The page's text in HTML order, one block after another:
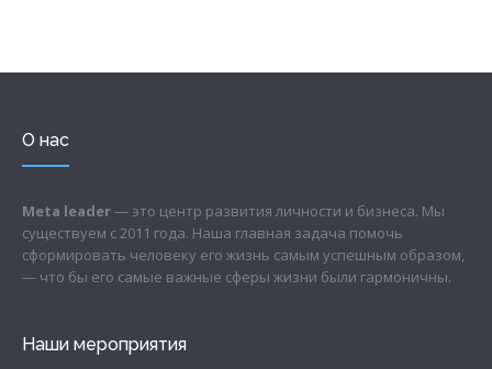
О нас
Meta leader— это центр развития личности и бизнеса. Мы
существуем с 2011 года. Наша главная задача помочь
сформировать человеку его жизнь самым успешным образом,
— что бы его самые важные сферы жизни были гармоничны.
Наши мероприятия